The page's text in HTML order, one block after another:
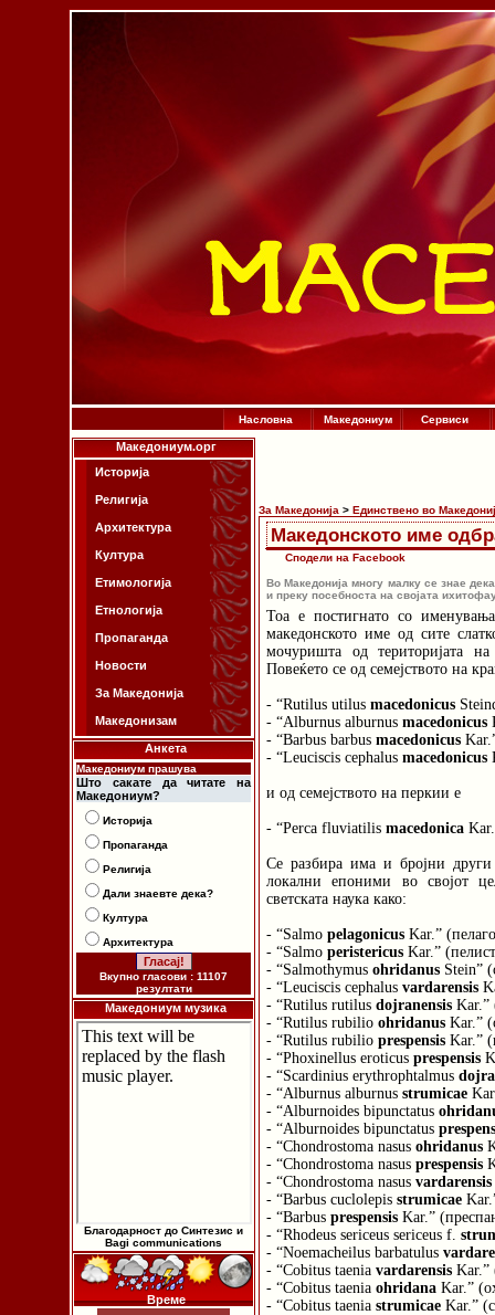
Насловна Македониум Сервиси
Македониум.орг
Историја
Религија
Архитектура
Култура
Етимологија
Етнологија
Пропаганда
Новости
За Македонија
Македонизам
Анкета
Македониум прашува
Што сакате да читате на
Македониум?
Историја
Пропаганда
Религија
Дали знаевте дека?
Култура
Архитектура
Вкупно гласови : 11107
резултати
Македониум музика
Благодарност до Синтезис и
Bagi communications
Време
За Македонија > Единствено во
Македонското име
Сподели на Facebook
Во Македонија многу малку се знае
и преку посебноста на својата
Тоа е постигнато со
македонското име од сите
мочуришта од територијата
Повеќето се од семејството на
- “Rutilus utilus macedonicus
- “Alburnus alburnus macedonicus
- “Barbus barbus macedonicus
- “Leuciscis cephalus macedonicus
и од семејството на перкии е
- “Perca fluviatilis macedonica
Се разбира има и бројни
локални епоними во својот
светската наука како:
- “Salmo pelagonicus Kar.”
- “Salmo peristericus Kar.”
- “Salmothymus ohridanus Stein”
- “Leuciscis cephalus vardarensis
- “Rutilus rutilus dojranensis Kar.”
- “Rutilus rubilio ohridanus Kar.”
- “Rutilus rubilio prespensis Kar.”
- “Phoxinellus eroticus prespensis
- “Scardinius erythrophtalmus
- “Alburnus alburnus strumicaе
- “Alburnoides bipunctatus
- “Alburnoides bipunctatus
- “Chondrostoma nasus ohridanus
- “Chondrostoma nasus prespensis
- “Chondrostoma nasus vardarensis
- “Barbus cuclolepis strumicae
- “Barbus prespensis Kar.”
- “Rhodeus sericeus sericeus f.
- “Noemacheilus barbatulus
- “Cobitus taenia vardarensis Kar.”
- “Cobitus taenia ohridana Kar.”
- “Cobitus taenia strumicae Kar.”